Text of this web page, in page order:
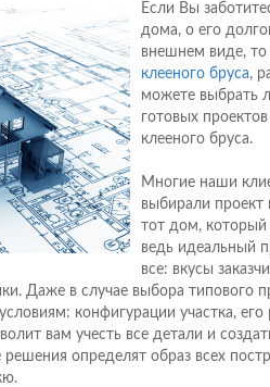
Если Вы
дома, о его
внешнем виде, то
клееного бруса,
можете выбрать
готовых
клееного бруса.
Многие наши
выбирали проект
тот дом,
ведь идеальный
все: вкусы
Даже в случае выбора типового
конфигурации участка,
вам учесть все детали и
решения определят образ всех